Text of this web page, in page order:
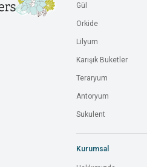
Gül
Orkide
Lilyum
Karışık Buketler
Teraryum
Antoryum
Sukulent
Kurumsal